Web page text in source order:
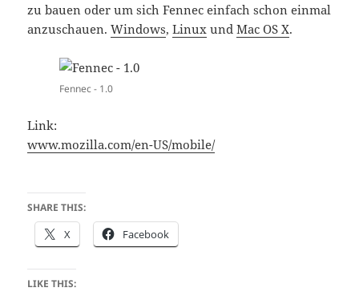
zu bauen oder um sich Fennec einfach schon einmal
anzuschauen.Windows,Linux undMac OS X.
Fennec - 1.0
Link:
www.mozilla.com/en-US/mobile/
SHARE THIS:
X Facebook
LIKE THIS: